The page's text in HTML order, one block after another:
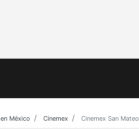
México Cinemex Cinemex San Mateo